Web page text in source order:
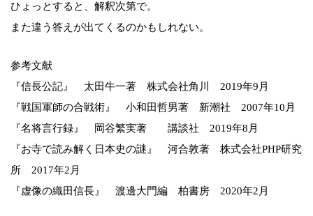
ひょっとすると、解釈次第で。
また違う答えが出てくるのかもしれない。
参考文献
『信長公記』 太田牛一著 株式会社角川 2019年9月
『戦国軍師の合戦術』 小和田哲男著 新潮社 2007年10月
『名将言行録』 岡谷繁実著 講談社 2019年8月
『お寺で読み解く日本史の謎』 河合敦著 株式会社PHP研究
所 2017年2月
『虚像の織田信長』 渡邊大門編 柏書房 2020年2月